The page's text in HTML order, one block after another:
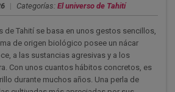
| Categorías: El universo de Tahití
de Tahití se basa en unos gestos sencillos,
de origen biológico posee un nácar
a las sustancias agresivas y a los
Con unos cuantos hábitos concretos, es
durante muchos años. Una perla de